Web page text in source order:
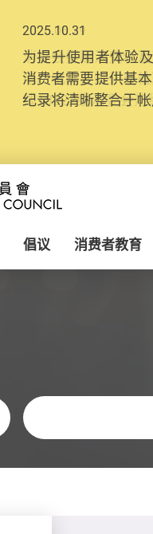
2025.10.31
为提升使用者体验
消费者需要提供基
纪录将清晰整合于
倡议 消费者教育
关键字